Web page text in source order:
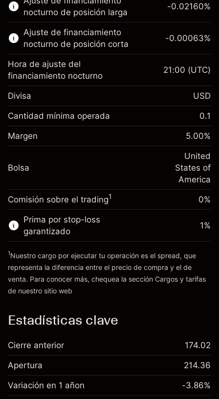
hacer trading con CFD.
Obtén más información sobre:
CFD
nocturno de posición larga
$1,000.00
Ajuste de financiamiento
nocturno
Cargos por el valor total de la
posición
%
(-$4.32)
Tamaño de la operación con apalancamiento
~$20,000.00
$19,000.00
Ir a la plataforma
-0.02160%
Ajuste de financiamiento
nocturno de posición corta
Margen. Tu inversión
$1,000.00
Ajuste de financiamiento
-0.000626
%
(-$0.13)
Tamaño de la operación con apalancamiento
~$20,000.00
Dinero del apalancamiento ~ $
-0.00063%
Hora de ajuste del
financiamiento nocturno
21:00 (UTC)
Divisa USD
Cantidad mínima operada 0.1
Margen 5.00%
Bolsa
United
States of
America
Comisión sobre el trading1 0%
Prima por stop-loss
garantizado
Cargos
1%
1Nuestro cargo por ejecutar tu operación es el spread, que
representa la diferencia entre el precio de compra y el de
venta. Para conocer más, chequea la sección Cargos y tarifas
de nuestro sitio web
Estadísticas clave
Cierre anterior 174.02
Apertura 214.36
Variación en 1 añon -3.86%